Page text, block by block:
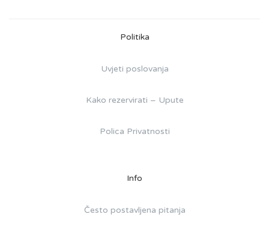
Politika
Uvjeti poslovanja
Kako rezervirati – Upute
Polica Privatnosti
Info
Često postavljena pitanja